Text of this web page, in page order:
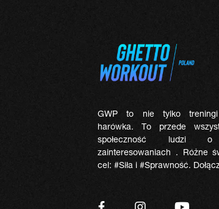
GWP to nie tylko
harówka. To przede
społeczność ludzi o
zainteresowaniach . Różne
cel: #Siła i #Sprawność.